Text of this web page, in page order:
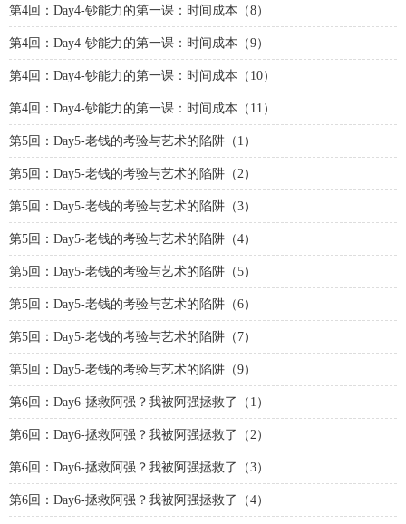
第4回：Day4-钞能力的第一课：时间成本（8）
第4回：Day4-钞能力的第一课：时间成本（9）
第4回：Day4-钞能力的第一课：时间成本（10）
第4回：Day4-钞能力的第一课：时间成本（11）
第5回：Day5-老钱的考验与艺术的陷阱（1）
第5回：Day5-老钱的考验与艺术的陷阱（2）
第5回：Day5-老钱的考验与艺术的陷阱（3）
第5回：Day5-老钱的考验与艺术的陷阱（4）
第5回：Day5-老钱的考验与艺术的陷阱（5）
第5回：Day5-老钱的考验与艺术的陷阱（6）
第5回：Day5-老钱的考验与艺术的陷阱（7）
第5回：Day5-老钱的考验与艺术的陷阱（9）
第6回：Day6-拯救阿强？我被阿强拯救了（1）
第6回：Day6-拯救阿强？我被阿强拯救了（2）
第6回：Day6-拯救阿强？我被阿强拯救了（3）
第6回：Day6-拯救阿强？我被阿强拯救了（4）